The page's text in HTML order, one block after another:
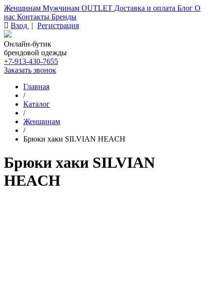
Женщинам Мужчинам OUTLET Доставка и оплата Блог О
нас Контакты Бренды
Вход | Регистрация
Онлайн-бутик
брендовой одежды
+7-913-430-7655
Заказать звонок
Главная
/
Каталог
/
Женщинам
/
Брюки хаки SILVIAN HEACH
Брюки хаки SILVIAN
HEACH